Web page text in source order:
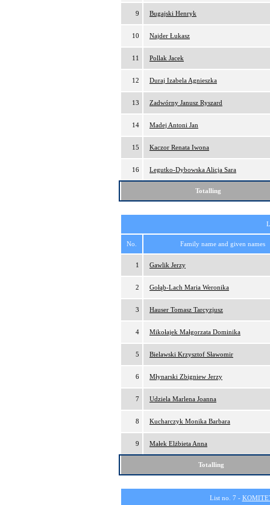
9 Bugajski Henryk
10 Najder Łukasz
11 Pollak Jacek
12 Duraj Izabela Agnieszka
13 Zadwórny Janusz Ryszard
14 Madej Antoni Jan
15 Kaczor Renata Iwona
16 Legutko-Dybowska Alicja Sara
Totalling
No. Family name and given names
1 Gawlik Jerzy
2 Gołąb-Lach Maria Weronika
3 Hauser Tomasz Tarcyzjusz
4 Mikołajek Małgorzata Dominika
5 Bielawski Krzysztof Sławomir
6 Młynarski Zbigniew Jerzy
7 Udziela Marlena Joanna
8 Kucharczyk Monika Barbara
9 Małek Elżbieta Anna
Totalling
List no. 7 -